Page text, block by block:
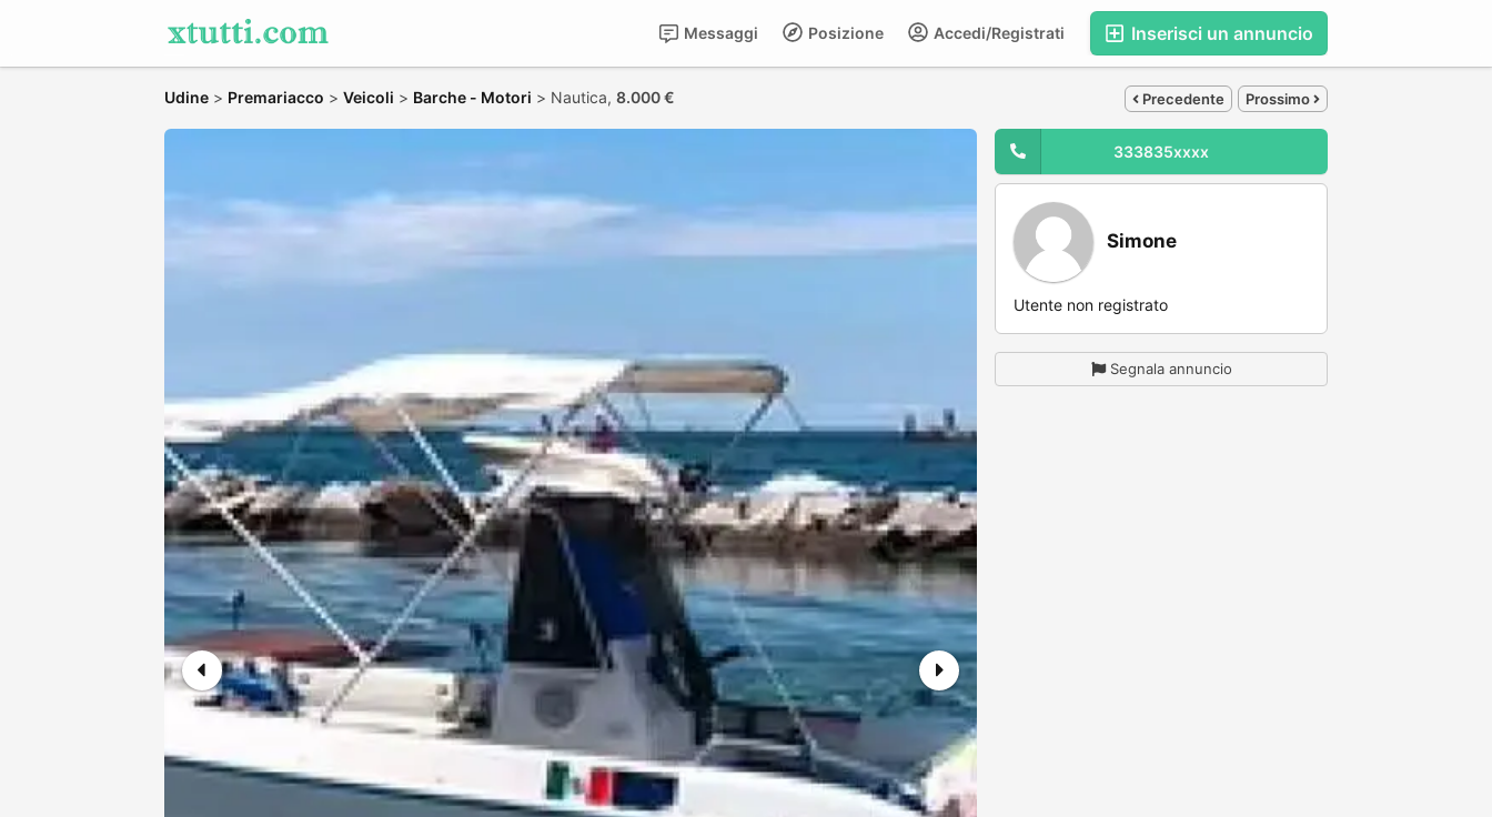
Inserisci un annuncio
Accedi/Registrati
Posizione
Messaggi
Udine > Premariacco > Veicoli > Barche - Motori > Nautica, 8.000 € Precedente Prossimo
333835xxxx
Simone
Utente non registrato
Segnala annuncio